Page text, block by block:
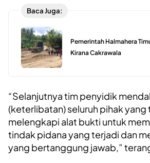
Baca Juga:
Pemerintah Halmahera
Kirana Cakrawala
“Selanjutnya tim penyidik
(keterlibatan) seluruh pihak yang
melengkapi alat bukti untuk
tindak pidana yang terjadi dan
yang bertanggung jawab,”